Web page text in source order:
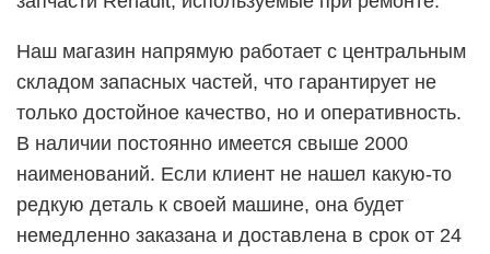
Наш магазин напрямую работает с центральным
складом запасных частей, что гарантирует не
только достойное качество, но и оперативность.
В наличии постоянно имеется свыше 2000
наименований. Если клиент не нашел какую-то
редкую деталь к своей машине, она будет
немедленно заказана и доставлена в срок от 24